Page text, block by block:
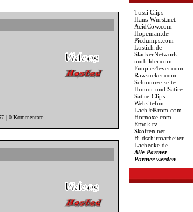
| 0 Kommentare
Tussi Clips
Hans-Wurst.net
AcidCow.com
Hopeman.de
Picdumps.com
Lustich.de
SlackerNetwork
nurbilder.com
Funpics4ever.com
Rawsucker.com
Schmunzelseite
Humor und Satire
Satire-Clips
Websitefun
LachJeKrom.com
Hornoxe.com
Emok.tv
Skoften.net
Bildschirmarbeiter
Lachecke.de
Alle Partner
Partner werden